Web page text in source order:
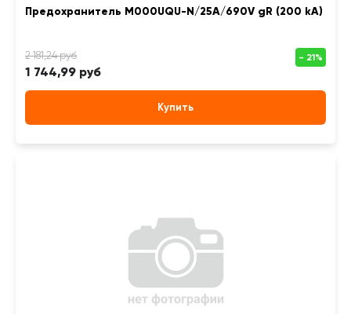
Предохранитель M000UQU-N/25A/690V gR (200 kA)
1 744,99 руб
Купить